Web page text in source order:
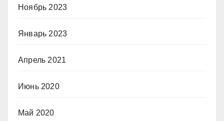
Ноябрь 2023
Январь 2023
Апрель 2021
Июнь 2020
Май 2020